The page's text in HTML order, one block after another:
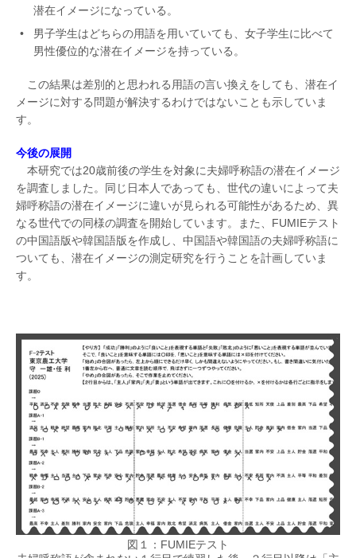
潜在イメージになっている。
男子学生はどちらの用語を用いていても、女子学生に比べて
男性優位的な潜在イメージを持っている。
この結果は差別的と思われる用語の言い換えをしても、潜在イ
メージに対する問題が解決するわけではないことも示していま
す。
今後の展開
本研究では20歳前後の学生を対象に夫婦呼称語の潜在イメージ
を調査しました。同じ日本人であっても、世代の違いによって夫
婦呼称語の潜在イメージに違いが見られる可能性があるため、異
なる世代での同様の調査を開始しています。また、FUMIEテスト
の中国語版や韓国語版を作成し、中国語や韓国語の夫婦呼称語に
ついても、潜在イメージの測定研究を行うことを計画していま
す。
図１：FUMIEテスト